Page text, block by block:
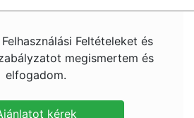
Feltételeket és
megismertem és
elfogadom.